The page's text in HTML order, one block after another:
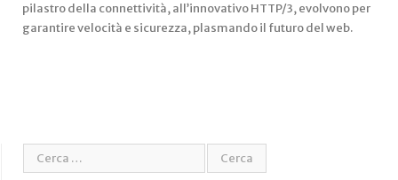
pilastro della connettività, all’innovativo HTTP/3, evolvono per
garantire velocità e sicurezza, plasmando il futuro del web.